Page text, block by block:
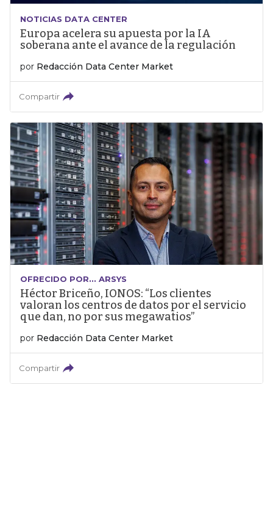
NOTICIAS DATA CENTER
Europa acelera su apuesta por la IA
soberana ante el avance de la regulación
por Redacción Data Center Market
Compartir
OFRECIDO POR... ARSYS
Héctor Briceño, IONOS: “Los clientes
valoran los centros de datos por el servicio
que dan, no por sus megawatios”
por Redacción Data Center Market
Compartir